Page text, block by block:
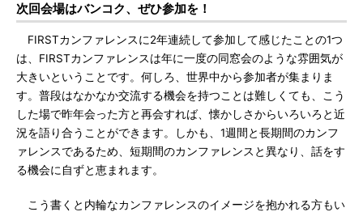
次回会場はバンコク、ぜひ参加を！
FIRSTカンファレンスに2年連続して参加して感じたことの1つ
は、FIRSTカンファレンスは年に一度の同窓会のような雰囲気が
大きいということです。何しろ、世界中から参加者が集まりま
す。普段はなかなか交流する機会を持つことは難しくても、こう
した場で昨年会った方と再会すれば、懐かしさからいろいろと近
況を語り合うことができます。しかも、1週間と長期間のカンフ
ァレンスであるため、短期間のカンファレンスと異なり、話をす
る機会に自ずと恵まれます。
こう書くと内輪なカンファレンスのイメージを抱かれる方もい